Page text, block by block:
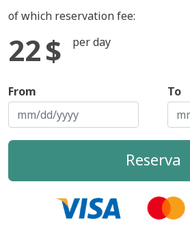
of which reservation fee:
22 $ per day
From To
Reserva